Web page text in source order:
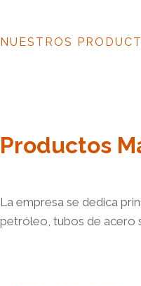
NUESTROS
Productos
La empresa se dedica
petróleo, tubos de acero